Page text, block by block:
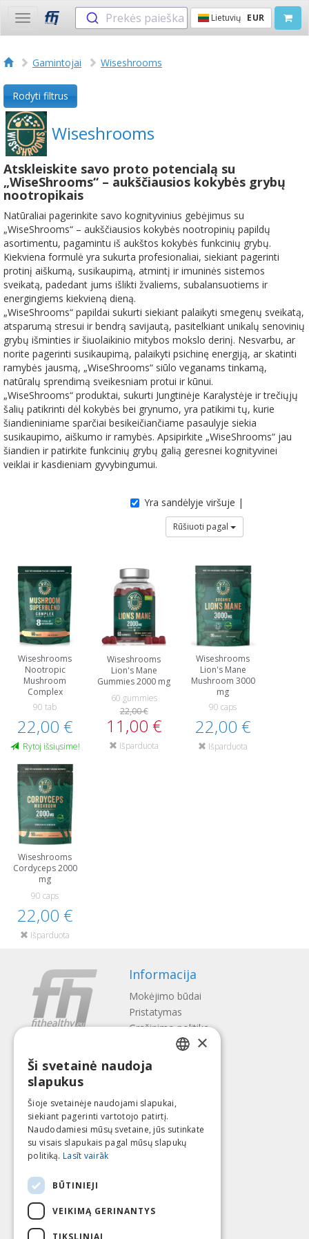
Toggle
navigation
Prekės paieška Lietuvių EUR
Gamintojai Wiseshrooms
Rodyti filtrus
Wiseshrooms
Atskleiskite savo proto potencialą su
„WiseShrooms“ – aukščiausios kokybės grybų
nootropikais
Natūraliai pagerinkite savo kognityvinius gebėjimus su
„WiseShrooms“ – aukščiausios kokybės nootropinių papildų
asortimentu, pagamintu iš aukštos kokybės funkcinių grybų.
Kiekviena formulė yra sukurta profesionaliai, siekiant pagerinti
protinį aiškumą, susikaupimą, atmintį ir imuninės sistemos
sveikatą, padedant jums išlikti žvaliems, subalansuotiems ir
energingiems kiekvieną dieną.
„WiseShrooms“ papildai sukurti siekiant palaikyti smegenų sveikatą,
atsparumą stresui ir bendrą savijautą, pasitelkiant unikalų senovinių
grybų išminties ir šiuolaikinio mitybos mokslo derinį. Nesvarbu, ar
norite pagerinti susikaupimą, palaikyti psichinę energiją, ar skatinti
ramybės jausmą, „WiseShrooms“ siūlo veganams tinkamą,
natūralų sprendimą sveikesniam protui ir kūnui.
„WiseShrooms“ produktai, sukurti Jungtinėje Karalystėje ir trečiųjų
šalių patikrinti dėl kokybės bei grynumo, yra patikimi tų, kurie
šiandieniniame sparčiai besikeičiančiame pasaulyje siekia
susikaupimo, aiškumo ir ramybės. Apsipirkite „WiseShrooms“ jau
šiandien ir patirkite funkcinių grybų galią geresnei kognityvinei
veiklai ir kasdieniam gyvybingumui.
Yra sandėlyje viršuje |
Rūšiuoti pagal
Wiseshrooms
Nootropic
Mushroom
Complex
90 tab
22,00 €
Rytoj išsiųsime!
Wiseshrooms
Lion's Mane
Gummies 2000 mg
60 gummies
22,00 €
11,00 €
Išparduota
Wiseshrooms
Lion's Mane
Mushroom 3000
mg
90 caps
22,00 €
Išparduota
Wiseshrooms
Cordyceps 2000
mg
90 caps
22,00 €
Išparduota
Informacija
Mokėjimo būdai
Pristatymas
Gražinimo politika
Apie mus
Kontaktai
Privatumo politika
Sekite mus Surask mus
Mokėti su
LITHUANIAN
ESTONIAN
×
Ši svetainė naudoja
slapukus
Šioje svetainėje naudojami slapukai,
siekiant pagerinti vartotojo patirtį.
Naudodamiesi mūsų svetaine, jūs sutinkate
su visais slapukais pagal mūsų slapukų
politiką. Lasīt vairāk
BŪTINIEJI
VEIKIMĄ GERINANTYS
TIKSLINIAI